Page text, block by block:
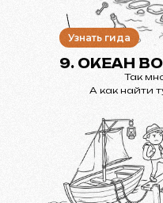
Так
А как найти
9. ОКЕАН
Узнать гида